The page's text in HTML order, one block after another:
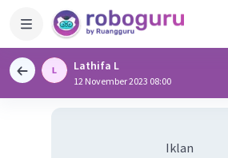
Lathifa L
12 November 2023 08:00
Iklan